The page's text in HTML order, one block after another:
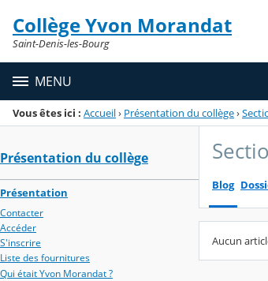
Menu de la rubrique
Contenu
Collège Yvon Morandat
Saint-Denis-les-Bourg
MENU
Vous êtes ici : Accueil› Présentation du collège›
Présentation du collège
Présentation
Contacter
Accéder
S'inscrire
Liste des fournitures
Qui était Yvon Morandat ?
Blog
Aucun